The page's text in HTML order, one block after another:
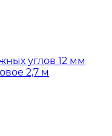
углов 12 мм
2,7 м